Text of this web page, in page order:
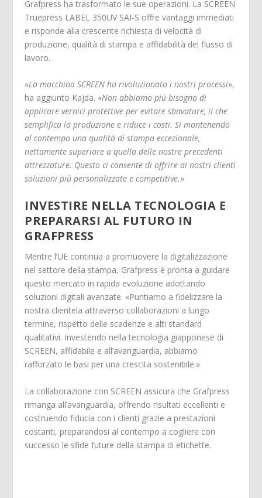
Grafpress ha trasformato le sue operazioni. La SCREEN
Truepress LABEL 350UV SAI-S offre vantaggi immediati
e risponde alla crescente richiesta di velocità di
produzione, qualità di stampa e affidabilità del flusso di
lavoro.
«La macchina SCREEN ha rivoluzionato i nostri processi»,
ha aggiunto Kajda. «Non abbiamo più bisogno di
applicare vernici protettive per evitare sbavature, il che
semplifica la produzione e riduce i costi. Simantenendo
al contempo una qualità di stampa eccezionale,
nettamente superiore a quella delle nostre precedenti
attrezzature. Questo ci consente di offrire ai nostri clienti
soluzioni più personalizzate e competitive.»
INVESTIRE NELLA TECNOLOGIA E
PREPARARSI AL FUTURO IN
GRAFPRESS
Mentre l’UE continua a promuovere la digitalizzazione
nel settore della stampa, Grafpress è pronta a guidare
questo mercato in rapida evoluzione adottando
soluzioni digitali avanzate. «Puntiamo a fidelizzare la
nostra clientela attraverso collaborazioni a lungo
termine, rispetto delle scadenze e alti standard
qualitativi. Investendo nella tecnologia giapponese di
SCREEN, affidabile e all’avanguardia, abbiamo
rafforzato le basi per una crescita sostenibile.»
La collaborazione con SCREEN assicura che Grafpress
rimanga all’avanguardia, offrendo risultati eccellenti e
costruendo fiducia con i clienti grazie a prestazioni
costanti, preparandosi al contempo a cogliere con
successo le sfide future della stampa di etichette.